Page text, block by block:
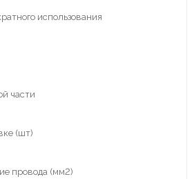
использования
части
(шт)
провода (мм2)